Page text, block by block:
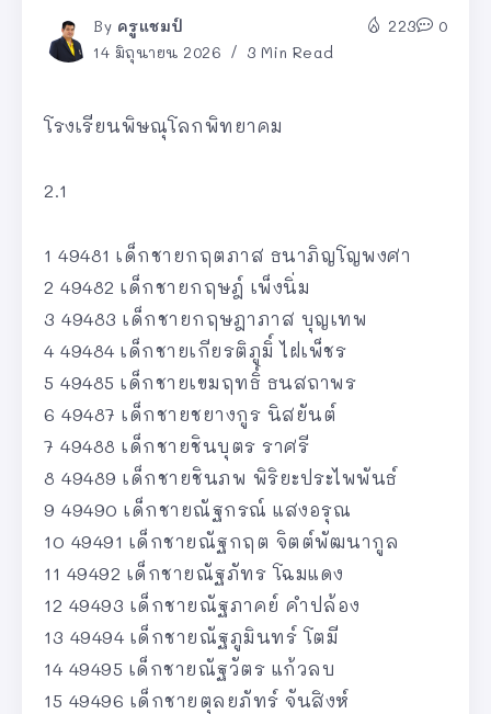
By ครูแชมป์
14 มิถุนายน 2026
3 Min Read
223 0
โรงเรียนพิษณุโลกพิทยาคม
2.1
1 49481 เด็กชายกฤตภาส ธนาภิญโญพงศา
2 49482 เด็กชายกฤษฎ์ เพ็งนิ่ม
3 49483 เด็กชายกฤษฎาภาส บุญเทพ
4 49484 เด็กชายเกียรติภูมิ์ ไฝเพ็ชร
5 49485 เด็กชายเขมฤทธิ์ ธนสถาพร
6 49487 เด็กชายชยางกูร นิสยันต์
7 49488 เด็กชายชินบุตร ราศรี
8 49489 เด็กชายชินภพ พิริยะประไพพันธ์
9 49490 เด็กชายณัฐกรณ์ แสงอรุณ
10 49491 เด็กชายณัฐกฤต จิตต์พัฒนากูล
11 49492 เด็กชายณัฐภัทร โฉมแดง
12 49493 เด็กชายณัฐภาคย์ คำปล้อง
13 49494 เด็กชายณัฐภูมินทร์ โตมี
14 49495 เด็กชายณัฐวัตร แก้วลบ
15 49496 เด็กชายตุลยภัทร์ จันสิงห์